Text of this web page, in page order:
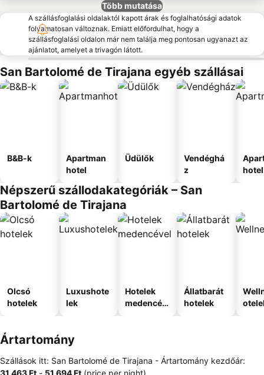
Több mutatása
A szállásfoglalási oldalaktól kapott árak és foglalhatósági adatok
folyamatosan változnak. Emiatt előfordulhat, hogy a
szállásfoglalási oldalon már nem találja meg pontosan ugyanazt az
ajánlatot, amelyet a trivagón látott.
San Bartolomé de Tirajana egyéb szállásai
B&B-k
Apartman
hotel
Üdülők
Vendéghá
z
hotel
Népszerű szállodakategóriák – San
Bartolomé de Tirajana
Olcsó
hotelek
Luxushote
lek
Hotelek
medencév
Állatbarát
hotelek
Ártartomány
Szállások itt: San Bartolomé de Tirajana - Ártartomány kezdőár:
‎31 463 Ft - ‎51 694 Ft (price per night)